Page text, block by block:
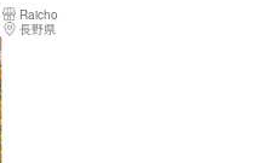
・塩尻）
Raicho
長野県